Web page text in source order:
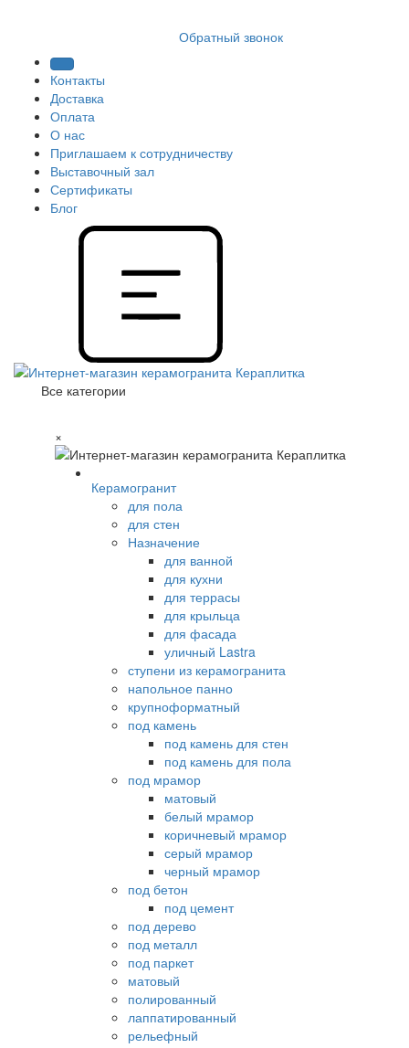
Обратный звонок
Контакты
Доставка
Оплата
О нас
Приглашаем к сотрудничеству
Выставочный зал
Сертификаты
Блог
Все категории
×
Керамогранит
для пола
для стен
Назначение
для ванной
для кухни
для террасы
для крыльца
для фасада
уличный Lastra
ступени из керамогранита
напольное панно
крупноформатный
под камень
под камень для стен
под камень для пола
под мрамор
матовый
белый мрамор
коричневый мрамор
серый мрамор
черный мрамор
под бетон
под цемент
под дерево
под металл
под паркет
матовый
полированный
лаппатированный
рельефный